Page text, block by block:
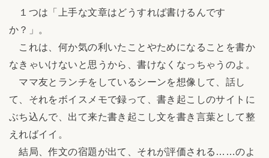
１つは「上手な文章はどうすれば書けるんです
か？」。
これは、何か気の利いたことやためになることを書か
なきゃいけないと思うから、書けなくなっちゃうのよ。
ママ友とランチをしているシーンを想像して、話し
て、それをボイスメモで録って、書き起こしのサイトに
ぶち込んで、出て来た書き起こし文を書き言葉として整
えればイイ。
結局、作文の宿題が出て、それが評価される……のよ